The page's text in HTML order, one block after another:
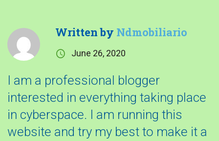
Written by Ndmobiliario
June 26, 2020
I am a professional blogger
interested in everything taking place
in cyberspace. I am running this
website and try my best to make it a